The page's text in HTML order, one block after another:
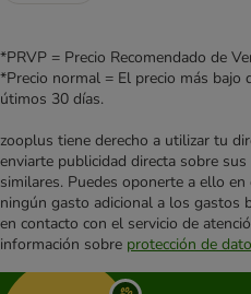
*PRVP = Precio Recomendado de
*Precio normal = El precio más
útimos 30 días.
zooplus tiene derecho a utilizar tu
enviarte publicidad directa sobre
similares. Puedes oponerte a ello
ningún gasto adicional a los gastos
en contacto con el servicio de
información sobre protección de